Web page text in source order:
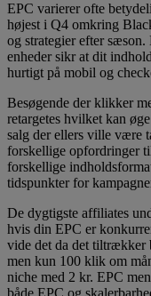
EPC varierer ofte
højest i Q4 omkring
og strategier efter
enheder sikr at dit
hurtigt på mobil og
Besøgende der klikker
retargetes hvilket kan
salg der ellers ville være
forskellige opfordringer
forskellige
tidspunkter for
De dygtigste affiliates
hvis din EPC er
vide det da det tiltrækker
men kun 100 klik om
niche med 2 kr. EPC